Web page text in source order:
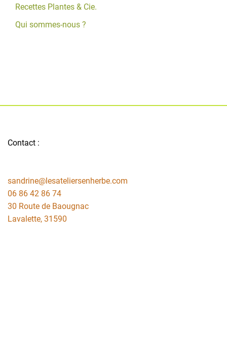
Recettes Plantes & Cie.
Qui sommes-nous ?
Contact :
sandrine@lesateliersenherbe.com
06 86 42 86 74
30 Route de Baougnac
Lavalette, 31590